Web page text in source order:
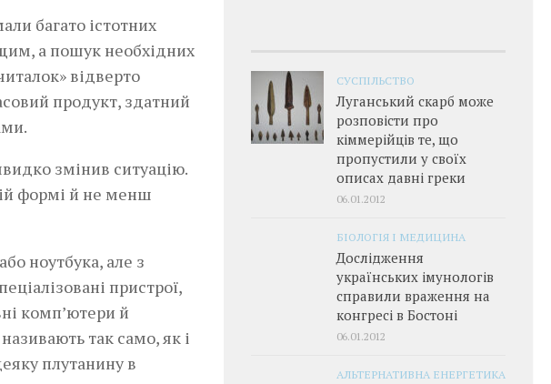
багато істотних
а пошук необхідних
відверто
продукт, здатний
змінив ситуацію.
формі й не менш
ноутбука, але з
пристрої,
комп’ютери й
так само, як і
плутанину в
СУСПІЛЬСТВО
Луганський скарб може
розповісти про
кіммерійців те, що
пропустили у своїх
описах давні греки
06.01.2012
БІОЛОГІЯ І МЕДИЦИНА
Дослідження
українських імунологів
справили враження на
конгресі в Бостоні
06.01.2012
АЛЬТЕРНАТИВНА ЕНЕРГЕТИКА